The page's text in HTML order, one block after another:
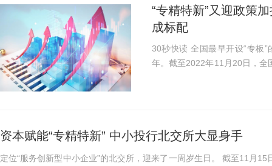
“专精特新”又迎政策
成标配
30秒快读 全国最早开设“专板”的省份是江苏，最密集开设“专板”的年份正是2021
年。截至2022年11月20日，全
资本赋能“专精特新” 中小投行北交所大显身手
定位“服务创新型中小企业”的北交所，迎来了一周岁生日。 截至11月15日，开市一周年的北交所共有上市公司123家，其中